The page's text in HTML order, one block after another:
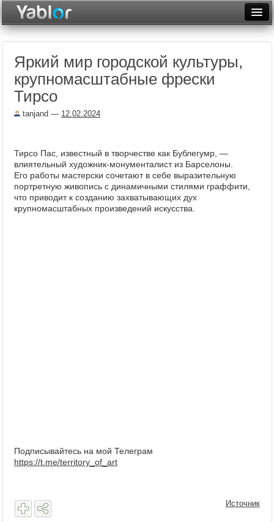
Неделя
Месяц
Фототоп
Видеотоп
Яркий мир городской культуры,
крупномасштабные фрески
Тирсо
tanjand — 12.02.2024
Тирсо Пас, известный в творчестве как Бублегумр, —
влиятельный художник-монументалист из Барселоны.
Его работы мастерски сочетают в себе выразительную
портретную живопись с динамичными стилями граффити,
что приводит к созданию захватывающих дух
крупномасштабных произведений искусства.
Подписывайтесь на мой Телеграм
https://t.me/territory_of_art
Источник